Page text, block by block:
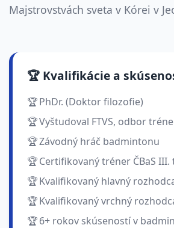
Majstrovstvách sveta v Kórei v
🏆 Kvalifikácie a
PhDr. (Doktor filozofie)
Vyštudoval FTVS, odbor
Závodný hráč badmintonu
Certifikovaný tréner ČBaS III.
Kvalifikovaný hlavný
Kvalifikovaný vrchný
6+ rokov skúseností v